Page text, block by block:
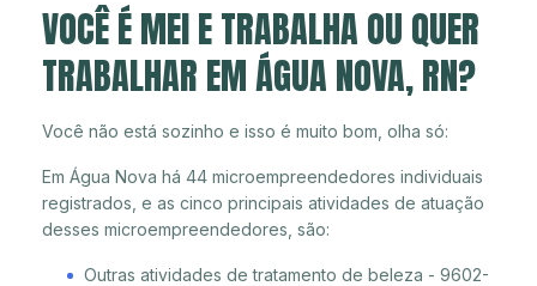
VOCÊ É MEI E TRABALHA OU QUER
TRABALHAR EM ÁGUA NOVA, RN?
Você não está sozinho e isso é muito bom, olha só:
Em Água Nova há 44 microempreendedores individuais
registrados, e as cinco principais atividades de atuação
desses microempreendedores, são:
Outras atividades de tratamento de beleza - 9602-